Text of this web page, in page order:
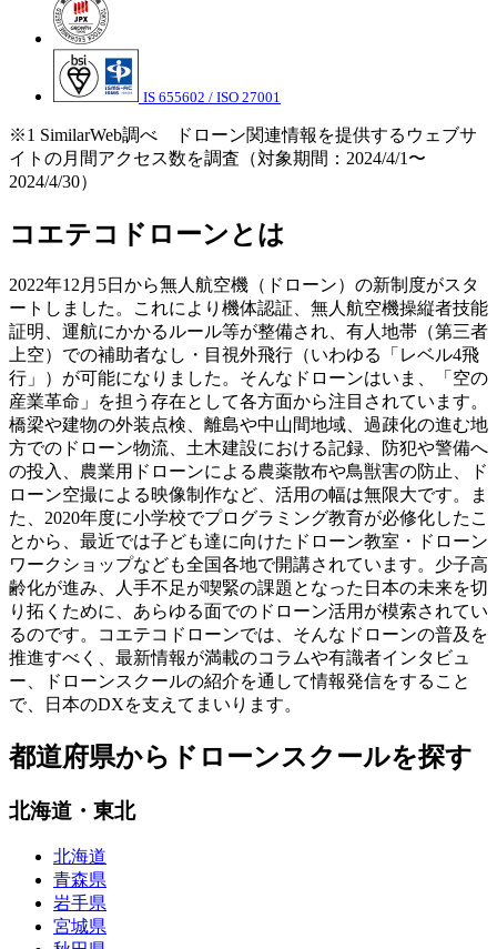
IS 655602 / ISO 27001
※1 SimilarWeb調べ ドローン関連情報を提供するウェブサ
イトの月間アクセス数を調査（対象期間：2024/4/1〜
2024/4/30）
コエテコドローンとは
2022年12月5日から無人航空機（ドローン）の新制度がスタ
ートしました。これにより機体認証、無人航空機操縦者技能
証明、運航にかかるルール等が整備され、有人地帯（第三者
上空）での補助者なし・目視外飛行（いわゆる「レベル4飛
行」）が可能になりました。そんなドローンはいま、「空の
産業革命」を担う存在として各方面から注目されています。
橋梁や建物の外装点検、離島や中山間地域、過疎化の進む地
方でのドローン物流、土木建設における記録、防犯や警備へ
の投入、農業用ドローンによる農薬散布や鳥獣害の防止、ド
ローン空撮による映像制作など、活用の幅は無限大です。ま
た、2020年度に小学校でプログラミング教育が必修化したこ
とから、最近では子ども達に向けたドローン教室・ドローン
ワークショップなども全国各地で開講されています。少子高
齢化が進み、人手不足が喫緊の課題となった日本の未来を切
り拓くために、あらゆる面でのドローン活用が模索されてい
るのです。コエテコドローンでは、そんなドローンの普及を
推進すべく、最新情報が満載のコラムや有識者インタビュ
ー、ドローンスクールの紹介を通して情報発信をすること
で、日本のDXを支えてまいります。
都道府県からドローンスクールを探す
北海道・東北
北海道
青森県
岩手県
宮城県